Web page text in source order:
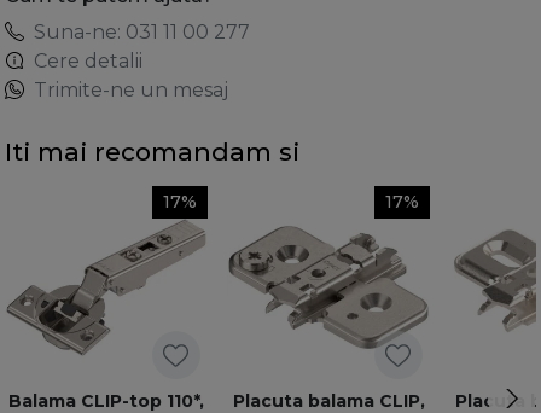
Suna-ne: 031 11 00 277
Cere detalii
Trimite-ne un mesaj
Iti mai recomandam si
17%
Balama CLIP-top 110*,
17%
Placuta balama CLIP,
Placuta